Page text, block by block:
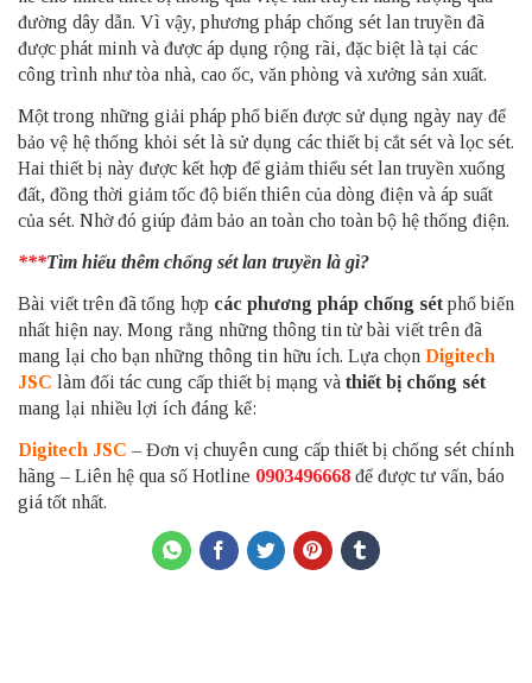
đường dây dẫn. Vì vậy, phương pháp chống sét lan truyền đã
được phát minh và được áp dụng rộng rãi, đặc biệt là tại các
công trình như tòa nhà, cao ốc, văn phòng và xưởng sản xuất.
Một trong những giải pháp phổ biến được sử dụng ngày nay để
bảo vệ hệ thống khỏi sét là sử dụng các thiết bị cắt sét và lọc sét.
Hai thiết bị này được kết hợp để giảm thiểu sét lan truyền xuống
đất, đồng thời giảm tốc độ biến thiên của dòng điện và áp suất
của sét. Nhờ đó giúp đảm bảo an toàn cho toàn bộ hệ thống điện.
***Tìm hiểu thêm chống sét lan truyền là gì?
Bài viết trên đã tổng hợp các phương pháp chống sét phổ biến
nhất hiện nay. Mong rằng những thông tin từ bài viết trên đã
mang lại cho bạn những thông tin hữu ích. Lựa chọn Digitech
JSC làm đối tác cung cấp thiết bị mạng và thiết bị chống sét
mang lại nhiều lợi ích đáng kể:
Digitech JSC – Đơn vị chuyên cung cấp thiết bị chống sét chính
hãng – Liên hệ qua số Hotline 0903496668 để được tư vấn, báo
giá tốt nhất.